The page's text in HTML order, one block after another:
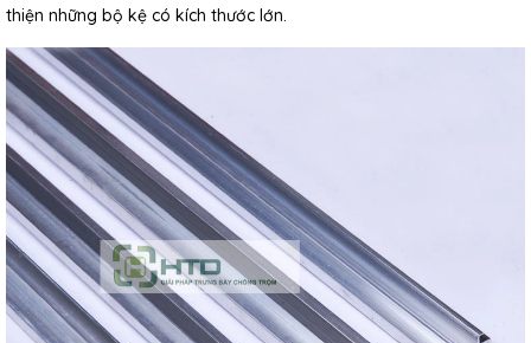
thiện những bộ kệ có kích thước lớn.